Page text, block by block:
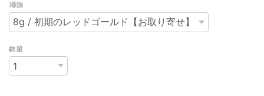
種類
数量